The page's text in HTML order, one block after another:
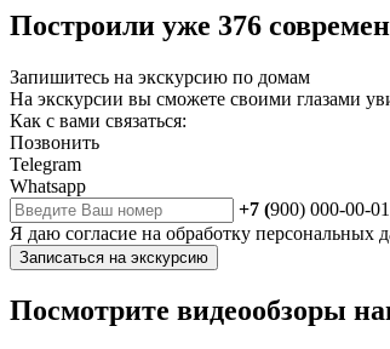
Построили уже 376
Запишитесь на экскурсию по домам
На экскурсии вы сможете своими глазами
Как с вами связаться:
Позвонить
Telegram
Whatsapp
+7 (900) 000-00-01
Я даю согласие на обработку персональных
Записаться на экскурсию
Посмотрите видеообзоры